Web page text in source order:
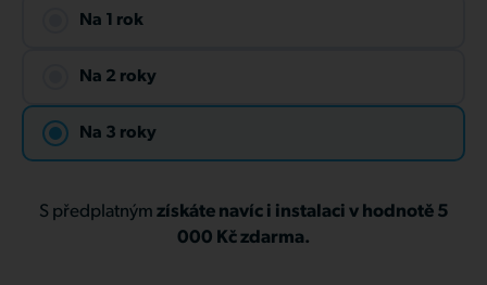
Na 1 rok
Na 2 roky
Na 3 roky
S předplatným získáte navíc i instalaci v hodnotě 5
000 Kč zdarma.